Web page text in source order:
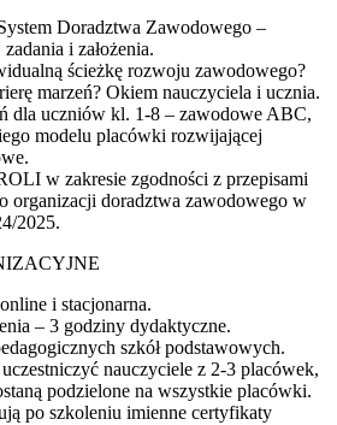
Doradztwa Zawodowego –
i założenia.
ścieżkę rozwoju zawodowego?
marzeń? Okiem nauczyciela i ucznia.
dla uczniów kl. 1-8 – zawodowe ABC,
modelu placówki rozwijającej
w zakresie zgodności z przepisami
organizacji doradztwa zawodowego w
2025.
i stacjonarna.
– 3 godziny dydaktyczne.
szkół podstawowych.
nauczyciele z 2-3 placówek,
podzielone na wszystkie placówki.
po szkoleniu imienne certyfikaty